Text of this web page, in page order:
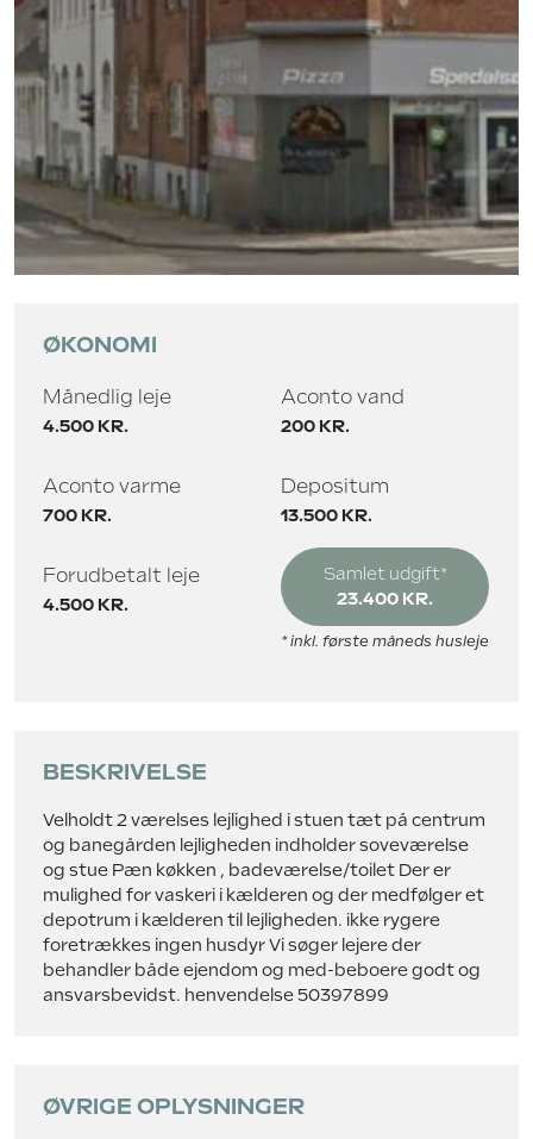
ØKONOMI
Månedlig leje
4.500 KR.
Aconto vand
200 KR.
Aconto varme
700 KR.
Depositum
13.500 KR.
Forudbetalt leje
4.500 KR.
Samlet udgift*
23.400 KR.
* inkl. første måneds husleje
BESKRIVELSE
Velholdt 2 værelses lejlighed i stuen tæt på centrum
og banegården lejligheden indholder soveværelse
og stue Pæn køkken , badeværelse/toilet Der er
mulighed for vaskeri i kælderen og der medfølger et
depotrum i kælderen til lejligheden. ikke rygere
foretrækkes ingen husdyr Vi søger lejere der
behandler både ejendom og med-beboere godt og
ansvarsbevidst. henvendelse 50397899
ØVRIGE OPLYSNINGER